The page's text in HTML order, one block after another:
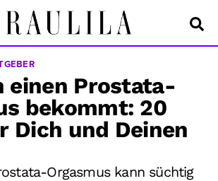
einen Prostata-
bekommt: 20
Dich und Deinen
Orgasmus kann süchtig